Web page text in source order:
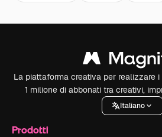
La piattaforma creativa per realizzare
1 milione di abbonati tra creativi,
Italiano
Prodotti